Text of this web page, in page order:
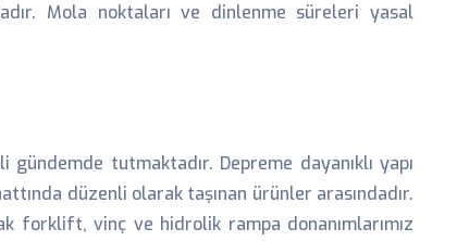
Mola noktaları ve dinlenme süreleri yasal
tutmaktadır. Depreme dayanıklı yapı
düzenli olarak taşınan ürünler arasındadır.
forklift, vinç ve hidrolik rampa donanımlarımız